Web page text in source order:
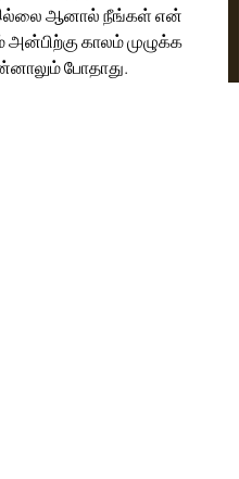
ஆனால் நீங்கள் என்
அன்பிற்கு காலம் முழுக்க
போதாது.